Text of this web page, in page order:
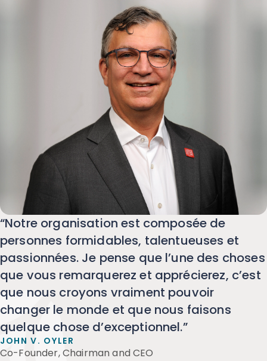
“Notre organisation est composée de
personnes formidables, talentueuses et
passionnées. Je pense que l’une des choses
que vous remarquerez et apprécierez, c’est
que nous croyons vraiment pouvoir
changer le monde et que nous faisons
quelque chose d’exceptionnel.”
JOHN V. OYLER
Co-Founder, Chairman and CEO